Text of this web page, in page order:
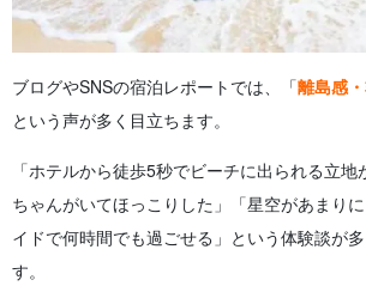
ブログやSNSの宿泊レポートでは、「離島感
という声が多く目立ちます。
「ホテルから徒歩5秒でビーチに出られる立地
ちゃんがいてほっこりした」「星空があまり
イドで何時間でも過ごせる」という体験談が
す。